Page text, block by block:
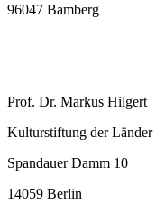
96047 Bamberg
Prof. Dr. Markus Hilgert
Kulturstiftung der Länder
Spandauer Damm 10
14059 Berlin